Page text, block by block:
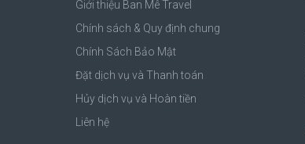
Giới thiệu Ban Mê Travel
Chính sách & Quy định chung
Chính Sách Bảo Mật
Đặt dịch vụ và Thanh toán
Hủy dịch vụ và Hoàn tiền
Liên hệ